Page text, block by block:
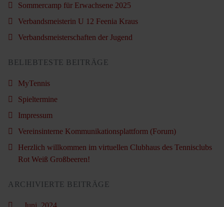
Sommercamp für Erwachsene 2025
Verbandsmeisterin U 12 Feenia Kraus
Verbandsmeisterschaften der Jugend
BELIEBTESTE BEITRÄGE
MyTennis
Spieltermine
Impressum
Vereinsinterne Kommunikationsplattform (Forum)
Herzlich willkommen im virtuellen Clubhaus des Tennisclubs
Rot Weiß Großbeeren!
ARCHIVIERTE BEITRÄGE
Juni, 2024